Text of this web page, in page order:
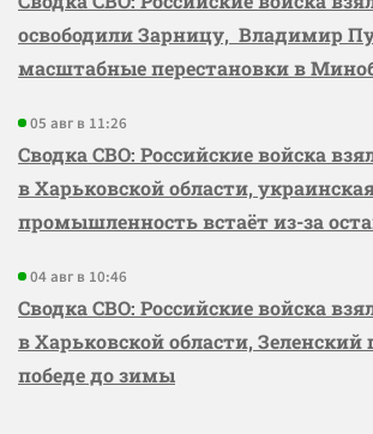
освободили Зарницу, Владимир
масштабные перестановки в
05 авг в 11:26
Сводка СВО: Российские войска
в Харьковской области,
промышленность встаёт из-за
04 авг в 10:46
Сводка СВО: Российские войска
в Харьковской области, Зеленский
победе до зимы